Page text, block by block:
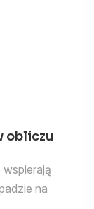
obliczu
na